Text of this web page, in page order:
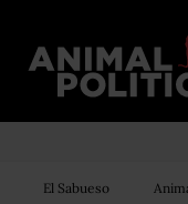
El Sabueso